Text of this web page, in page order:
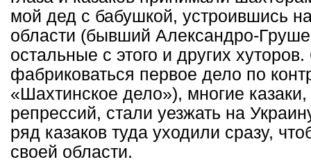
мой дед с бабушкой, устроившись
области (бывший Александро-
остальные с этого и других
фабриковаться первое дело по
«Шахтинское дело»), многие
репрессий, стали уезжать на
ряд казаков туда уходили сразу,
своей области.